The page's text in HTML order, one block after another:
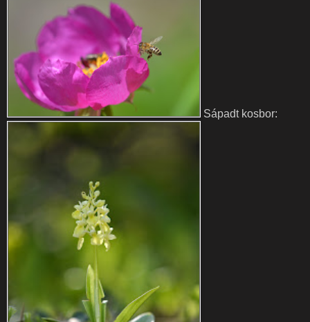
Sápadt kosbor: